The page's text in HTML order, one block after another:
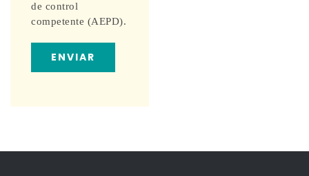
de control
competente (AEPD).